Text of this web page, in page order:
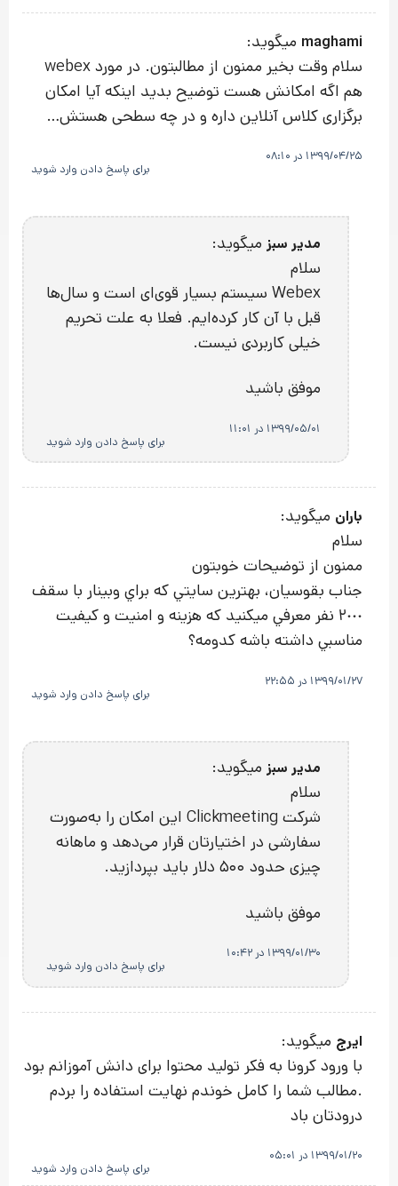
maghami میگوید:
سلام وقت بخیر ممنون از مطالبتون. در مورد webex
هم اگه امکانش هست توضیح بدید اینکه آیا امکان
برگزاری کلاس آنلاین داره و در چه سطحی هستش…
1399/04/25 در 08:10
برای پاسخ دادن وارد شوید
مدیر سبز میگوید:
سلام
Webex سیستم بسیار قوی‌ای است و سال‌ها
قبل با آن کار کرده‌ایم. فعلا به علت تحریم
خیلی کاربردی نیست.
موفق باشید
1399/05/01 در 11:01
برای پاسخ دادن وارد شوید
باران میگوید:
سلام
ممنون از توضيحات خوبتون
جناب بقوسيان، بهترين سايتي كه براي وبينار با سقف
٢٠٠٠ نفر معرفي ميكنيد كه هزينه و امنيت و كيفيت
مناسبي داشته باشه كدومه؟
1399/01/27 در 22:55
برای پاسخ دادن وارد شوید
مدیر سبز میگوید:
سلام
شرکت Clickmeeting این امکان را به‌صورت
سفارشی در اختیارتان قرار می‌دهد و ماهانه
چیزی حدود 500 دلار باید بپردازید.
موفق باشید
1399/01/30 در 10:42
برای پاسخ دادن وارد شوید
ایرج میگوید:
با ورود کرونا به فکر تولید محتوا برای دانش آموزانم بود
.مطالب شما را کامل خوندم نهایت استفاده را بردم
درودتان باد
1399/01/20 در 05:01
برای پاسخ دادن وارد شوید